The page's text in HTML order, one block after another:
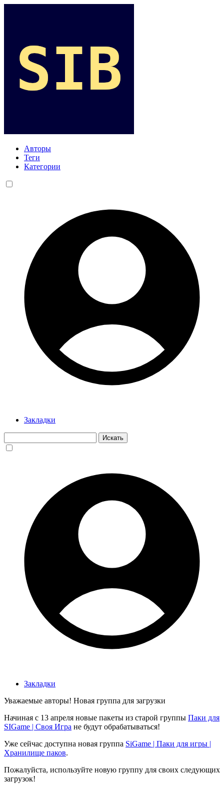
Авторы
Теги
Категории
Закладки
Закладки
Уважаемые авторы! Новая группа для загрузки
Начиная с 13 апреля новые пакеты из старой группы Паки для
SIGame | Своя Игра не будут обрабатываться!
Уже сейчас доступна новая группа SiGame | Паки для игры |
Хранилище паков.
Пожалуйста, используйте новую группу для своих следующих
загрузок!